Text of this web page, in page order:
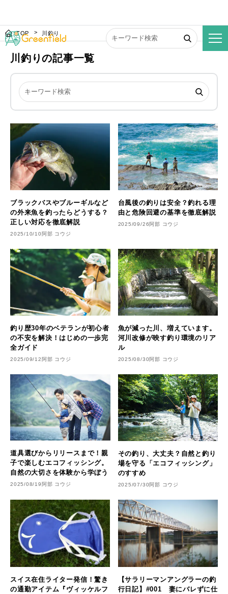
TOP 川釣り
川釣りの記事一覧
ブラックバスやブルーギルなど
の外来魚を釣ったらどうする？
正しい対応を徹底解説
2025/10/10 阿部 コウジ
台風後の釣りは安全？釣れる理
由と危険回避の基準を徹底解説
2025/09/26阿部 コウジ
釣り歴30年のベテランが初心者
の不安を解決！はじめの一歩完
全ガイド
2025/09/12 阿部 コウジ
魚が減った川、増えています。
河川改修が映す釣り環境のリア
ル
2025/08/30阿部 コウジ
道具選びからリリースまで！親
子で楽しむエコフィッシング。
自然の大切さを体験から学ぼう
2025/08/19 阿部 コウジ
その釣り、大丈夫？自然と釣り
場を守る「エコフィッシング」
のすすめ
2025/07/30阿部 コウジ
スイス在住ライター発信！驚き
の通勤アイテム『ヴィッケルフ
【サラリーマンアングラーの釣
行日記】#001 妻にバレずに仕